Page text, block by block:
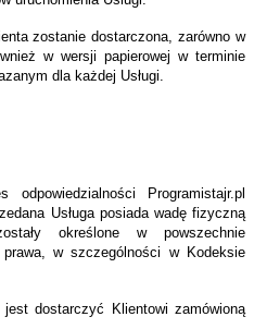
zostanie dostarczona, zarówno w
w wersji papierowej w terminie
dla każdej Usługi.
Programistajr.pl
Usługa posiada wadę fizyczną
określone w powszechnie
w szczególności w Kodeksie
jest dostarczyć Klientowi zamówioną